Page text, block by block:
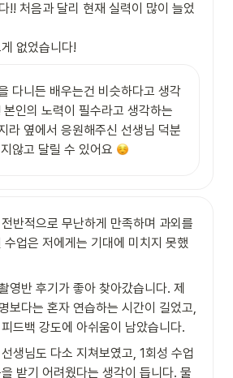
!! 처음과 달리 현재 실력이 많이 늘었
없었습니다!
다니든 배우는건 비슷하다고 생각
본인의 노력이 필수라고 생각하는
라 옆에서 응원해주신 선생님 덕분
않고 달릴 수 있어요
반적으로 무난하게 만족하며 과외를
수업은 저에게는 기대에 미치지 못했
영반 후기가 좋아 찾아갔습니다. 제
보다는 혼자 연습하는 시간이 길었고,
드백 강도에 아쉬움이 남았습니다.
생님도 다소 지쳐보였고, 1회성 수업
받기 어려웠다는 생각이 듭니다. 물